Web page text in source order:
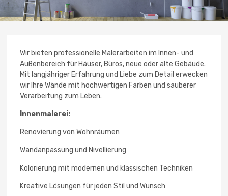
Wir bieten professionelle Malerarbeiten im Innen- und
Außenbereich für Häuser, Büros, neue oder alte Gebäude.
Mit langjähriger Erfahrung und Liebe zum Detail erwecken
wir Ihre Wände mit hochwertigen Farben und sauberer
Verarbeitung zum Leben.
Innenmalerei:
Renovierung von Wohnräumen
Wandanpassung und Nivellierung
Kolorierung mit modernen und klassischen Techniken
Kreative Lösungen für jeden Stil und Wunsch